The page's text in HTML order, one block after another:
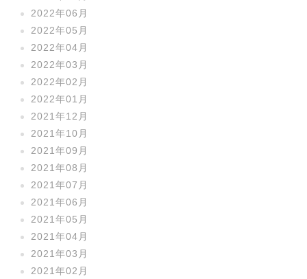
2022年06月
2022年05月
2022年04月
2022年03月
2022年02月
2022年01月
2021年12月
2021年10月
2021年09月
2021年08月
2021年07月
2021年06月
2021年05月
2021年04月
2021年03月
2021年02月